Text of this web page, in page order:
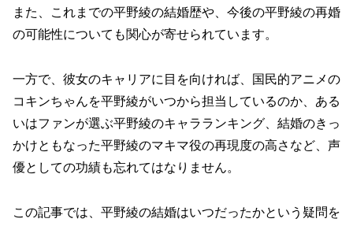
また、これまでの平野綾の結婚歴や、今後の平野綾の再婚
の可能性についても関心が寄せられています。
一方で、彼女のキャリアに目を向ければ、国民的アニメの
コキンちゃんを平野綾がいつから担当しているのか、ある
いはファンが選ぶ平野綾のキャラランキング、結婚のきっ
かけともなった平野綾のマキマ役の再現度の高さなど、声
優としての功績も忘れてはなりません。
この記事では、平野綾の結婚はいつだったかという疑問を